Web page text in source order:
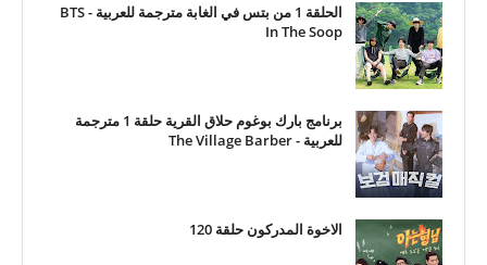
الحلقة 1 من بتس في الغابة مترجمة للعربية - BTS
In The Soop
برنامج بارك بوغوم حلاق القرية حلقة 1 مترجمة
للعربية - The Village Barber
الاخوة المدركون حلقة 120